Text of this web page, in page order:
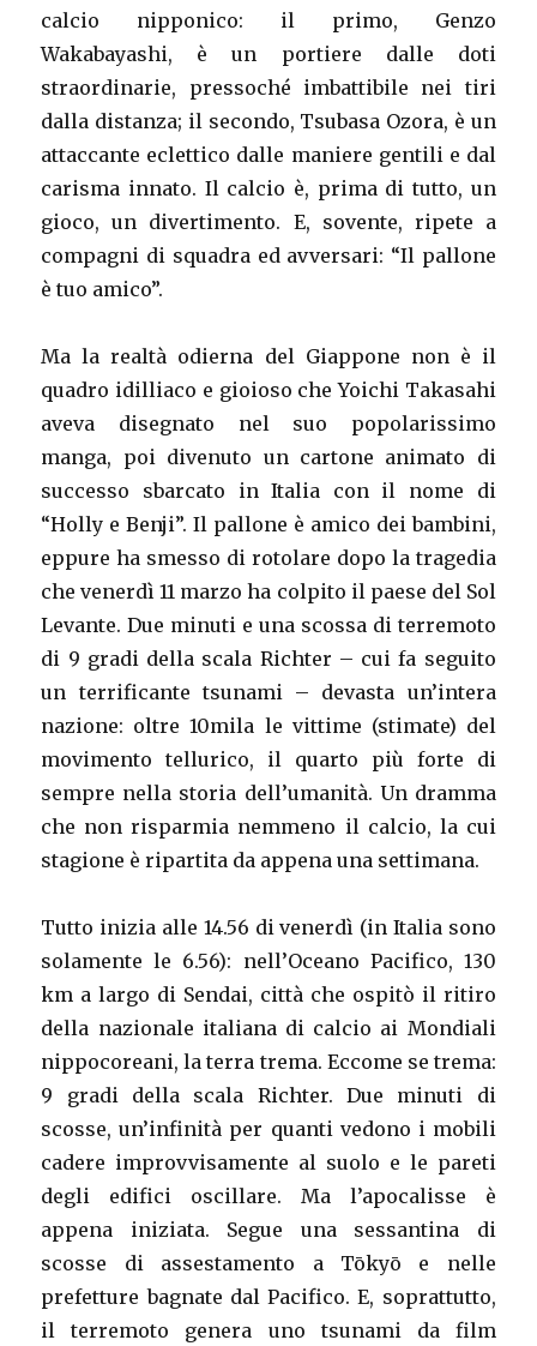
calcio nipponico: il primo, Genzo
Wakabayashi, è un portiere dalle doti
straordinarie, pressoché imbattibile nei tiri
dalla distanza; il secondo, Tsubasa Ozora, è un
attaccante eclettico dalle maniere gentili e dal
carisma innato. Il calcio è, prima di tutto, un
gioco, un divertimento. E, sovente, ripete a
compagni di squadra ed avversari: “Il pallone
è tuo amico”.
Ma la realtà odierna del Giappone non è il
quadro idilliaco e gioioso che Yoichi Takasahi
aveva disegnato nel suo popolarissimo
manga, poi divenuto un cartone animato di
successo sbarcato in Italia con il nome di
“Holly e Benji”. Il pallone è amico dei bambini,
eppure ha smesso di rotolare dopo la tragedia
che venerdì 11 marzo ha colpito il paese del Sol
Levante. Due minuti e una scossa di terremoto
di 9 gradi della scala Richter – cui fa seguito
un terrificante tsunami – devasta un’intera
nazione: oltre 10mila le vittime (stimate) del
movimento tellurico, il quarto più forte di
sempre nella storia dell’umanità. Un dramma
che non risparmia nemmeno il calcio, la cui
stagione è ripartita da appena una settimana.
Tutto inizia alle 14.56 di venerdì (in Italia sono
solamente le 6.56): nell’Oceano Pacifico, 130
km a largo di Sendai, città che ospitò il ritiro
della nazionale italiana di calcio ai Mondiali
nippocoreani, la terra trema. Eccome se trema:
9 gradi della scala Richter. Due minuti di
scosse, un’infinità per quanti vedono i mobili
cadere improvvisamente al suolo e le pareti
degli edifici oscillare. Ma l’apocalisse è
appena iniziata. Segue una sessantina di
scosse di assestamento a Tōkyō e nelle
prefetture bagnate dal Pacifico. E, soprattutto,
il terremoto genera uno tsunami da film